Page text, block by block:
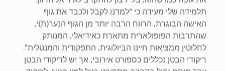
תלמידה שלי מעידה כי "למדנו לקבל ולכבד את גוף
האישה הבוגרת, הרווח הרבה יותר מן הגוף הנער(ת)י,
שהתרבות הפופולארית מתארת כאידיאלי, המנותק
לחלוטין ממציאות חיינו הביולוגית, התפקודית והמנטלית".
ריקודי הבטן נכללים כספורט אירובי, אך יש לריקודי הבטן